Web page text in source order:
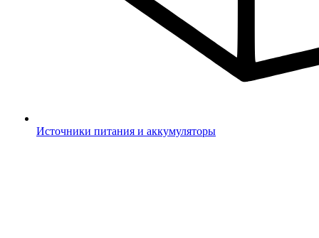
Источники питания и аккумуляторы